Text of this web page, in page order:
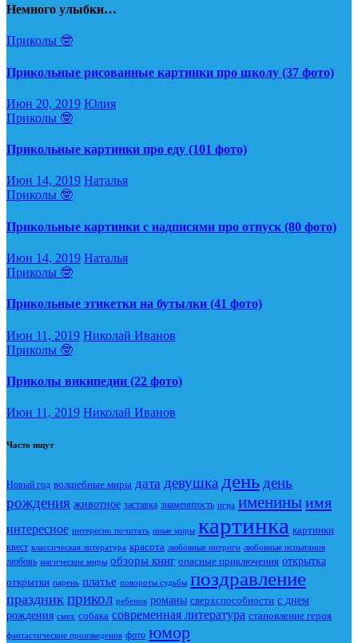
Немного улыбки…
Приколы 🤓
Прикольные рисованные картинки про школу (37 фото)
Июн 20, 2019 Юлия
Приколы 🤓
Прикольные картинки про еду (101 фото)
Июн 14, 2019 Наталья
Приколы 🤓
Прикольные картинки с надписями про отпуск (80 фото)
Июн 14, 2019 Наталья
Приколы 🤓
Прикольные этикетки на бутылки (41 фото)
Июн 11, 2019 Николай Иванов
Приколы 🤓
Приколы википедии (22 фото)
Июн 11, 2019 Николай Иванов
Часто ищут
Новый год волшебные миры дата девушка день день
рождения животное заставка знаменитость игра имениныимя
интересное интересно почитать иные миры картинка картинки
квест классическая литература красота любовные интриги любовные испытания
любовь магические миры обзоры книг опасные приключения открытка
открытки парень платье повороты судьбы поздравление
праздник прикол ребенок романы сверхспособности с днем
рождения смех собака современная литература становление героя
фантастические произведения фото юмор